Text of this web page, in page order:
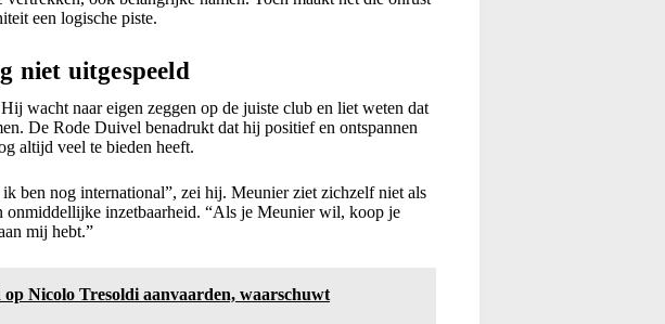
een logische piste.
niet uitgespeeld
wacht naar eigen zeggen op de juiste club en liet weten dat
De Rode Duivel benadrukt dat hij positief en ontspannen
altijd veel te bieden heeft.
ik ben nog international”, zei hij. Meunier ziet zichzelf niet als
onmiddellijke inzetbaarheid. “Als je Meunier wil, koop je
mij hebt.”
Nicolo Tresoldi aanvaarden, waarschuwt